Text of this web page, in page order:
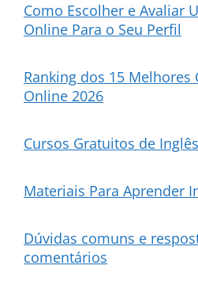
Como Escolher e Avaliar
Online Para o Seu Perfil
Ranking dos 15 Melhores
Online 2026
Cursos Gratuitos de Inglês
Materiais Para Aprender
Dúvidas comuns e
comentários